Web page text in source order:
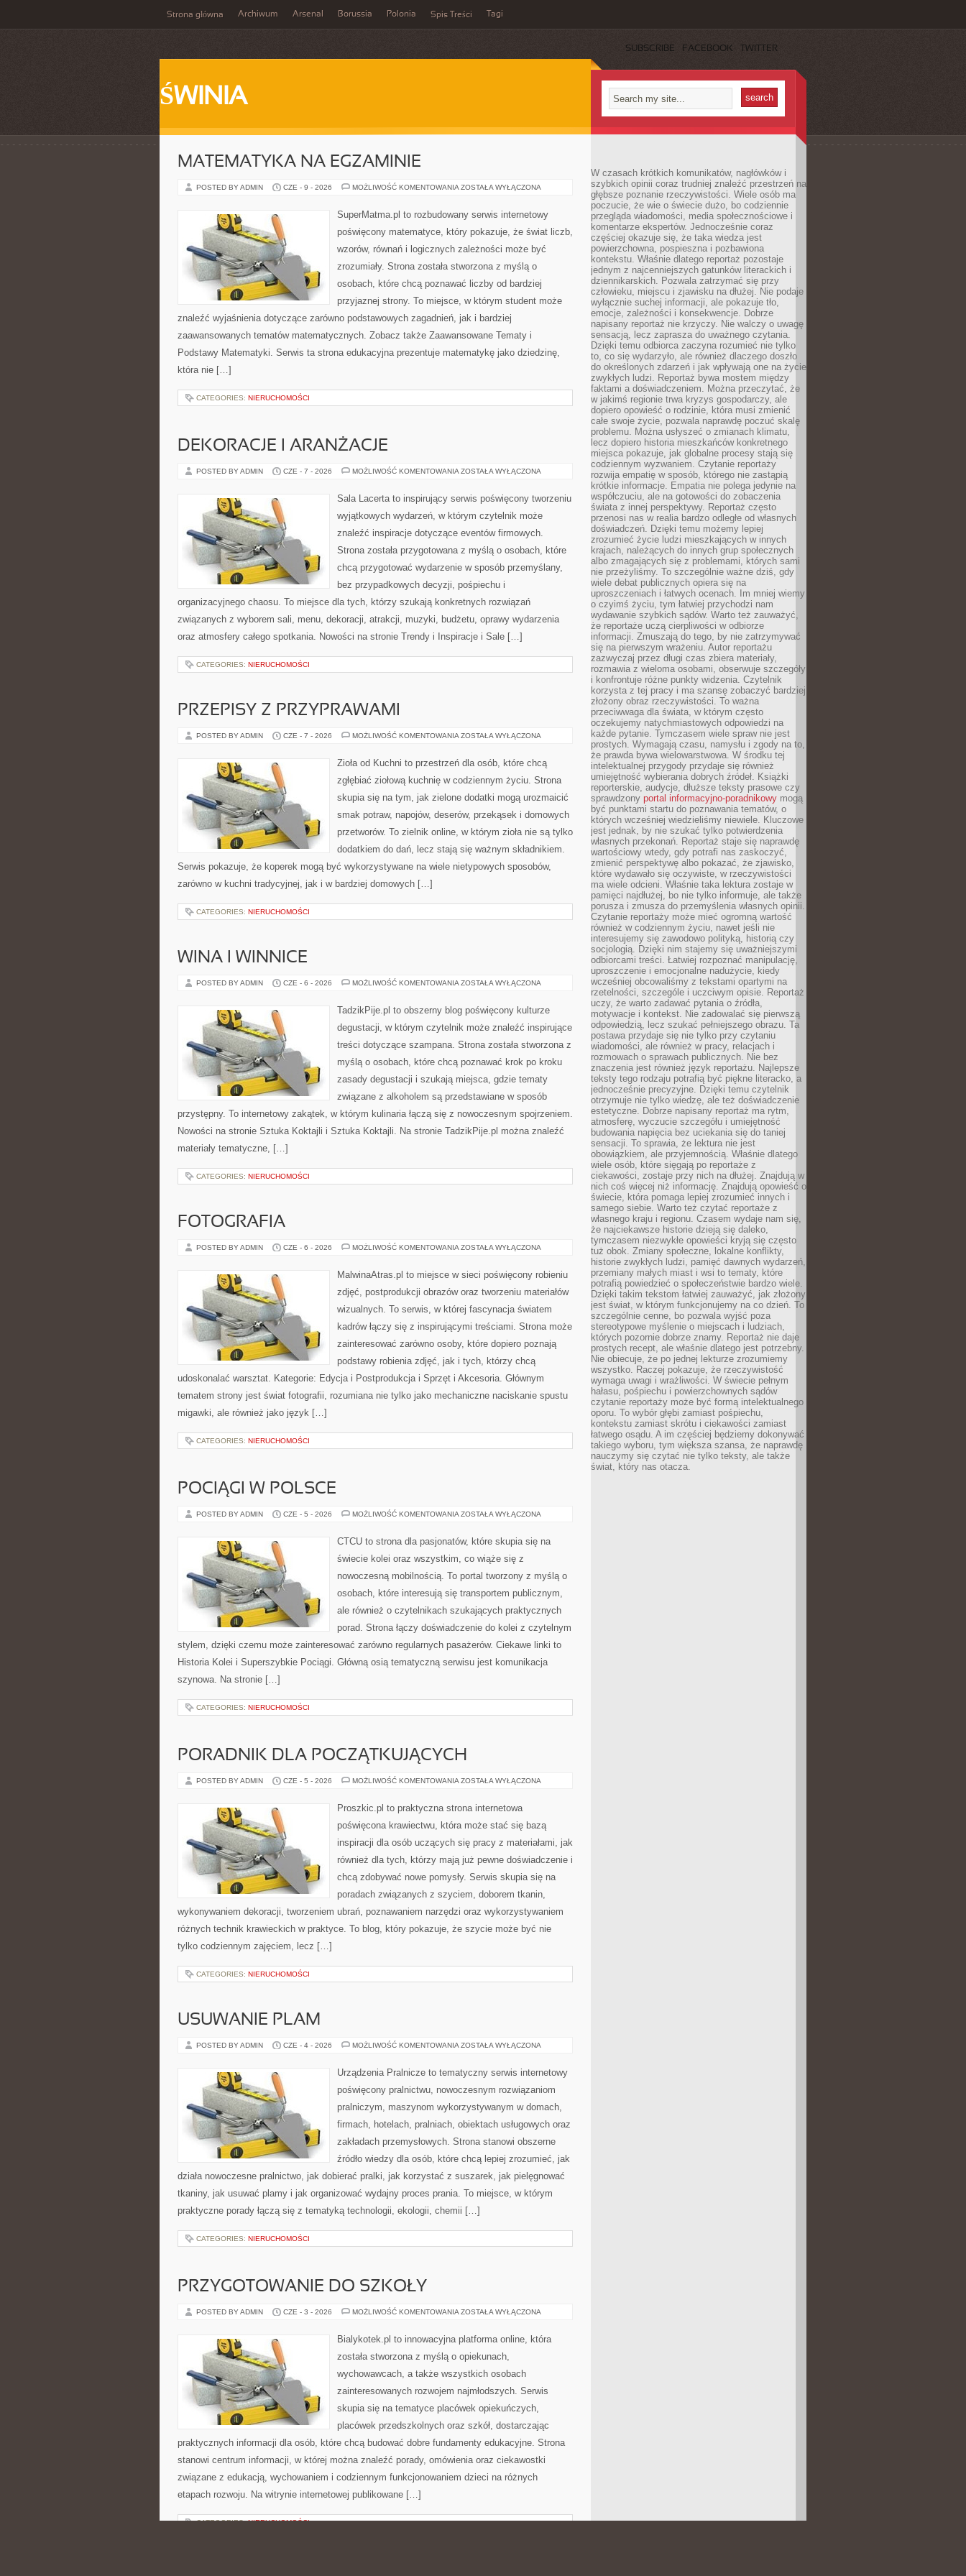
Strona główna Archiwum Arsenal Borussia Polonia Spis Treści Tagi
SUBSCRIBE FACEBOOK TWITTER
ŚWINIA
MATEMATYKA NA EGZAMINIE
POSTED BY ADMIN CZE - 9 - 2026 MOŻLIWOŚĆ KOMENTOWANIA MATEMATYKA
ZOSTAŁA WYŁĄCZONA
SuperMatma.pl to rozbudowany serwis internetowy
poświęcony matematyce, który pokazuje, że świat liczb,
wzorów, równań i logicznych zależności może być
zrozumiały. Strona została stworzona z myślą o
osobach, które chcą poznawać liczby od bardziej
przyjaznej strony. To miejsce, w którym student może
znaleźć wyjaśnienia dotyczące zarówno podstawowych zagadnień, jak i bardziej
zaawansowanych tematów matematycznych. Zobacz także Zaawansowane Tematy i
Podstawy Matematyki. Serwis ta strona edukacyjna prezentuje matematykę jako dziedzinę,
która nie […]
CATEGORIES: NIERUCHOMOŚCI
DEKORACJE I ARANŻACJE
POSTED BY ADMIN CZE - 7 - 2026 MOŻLIWOŚĆ KOMENTOWANIA DEKORACJE
ZOSTAŁA WYŁĄCZONA
Sala Lacerta to inspirujący serwis poświęcony tworzeniu
wyjątkowych wydarzeń, w którym czytelnik może
znaleźć inspiracje dotyczące eventów firmowych.
Strona została przygotowana z myślą o osobach, które
chcą przygotować wydarzenie w sposób przemyślany,
bez przypadkowych decyzji, pośpiechu i
organizacyjnego chaosu. To miejsce dla tych, którzy szukają konkretnych rozwiązań
związanych z wyborem sali, menu, dekoracji, atrakcji, muzyki, budżetu, oprawy wydarzenia
oraz atmosfery całego spotkania. Nowości na stronie Trendy i Inspiracje i Sale […]
CATEGORIES: NIERUCHOMOŚCI
PRZEPISY Z PRZYPRAWAMI
POSTED BY ADMIN CZE - 7 - 2026 MOŻLIWOŚĆ KOMENTOWANIA PRZEPISY
ZOSTAŁA WYŁĄCZONA
Zioła od Kuchni to przestrzeń dla osób, które chcą
zgłębiać ziołową kuchnię w codziennym życiu. Strona
skupia się na tym, jak zielone dodatki mogą urozmaicić
smak potraw, napojów, deserów, przekąsek i domowych
przetworów. To zielnik online, w którym zioła nie są tylko
dodatkiem do dań, lecz stają się ważnym składnikiem.
Serwis pokazuje, że koperek mogą być wykorzystywane na wiele nietypowych sposobów,
zarówno w kuchni tradycyjnej, jak i w bardziej domowych […]
CATEGORIES: NIERUCHOMOŚCI
WINA I WINNICE
POSTED BY ADMIN CZE - 6 - 2026 MOŻLIWOŚĆ KOMENTOWANIA WINA
ZOSTAŁA WYŁĄCZONA
TadzikPije.pl to obszerny blog poświęcony kulturze
degustacji, w którym czytelnik może znaleźć inspirujące
treści dotyczące szampana. Strona została stworzona z
myślą o osobach, które chcą poznawać krok po kroku
zasady degustacji i szukają miejsca, gdzie tematy
związane z alkoholem są przedstawiane w sposób
przystępny. To internetowy zakątek, w którym kulinaria łączą się z nowoczesnym spojrzeniem.
Nowości na stronie Sztuka Koktajli i Sztuka Koktajli. Na stronie TadzikPije.pl można znaleźć
materiały tematyczne, […]
CATEGORIES: NIERUCHOMOŚCI
FOTOGRAFIA
POSTED BY ADMIN CZE - 6 - 2026 MOŻLIWOŚĆ KOMENTOWANIA FOTOGRAFIA
ZOSTAŁA WYŁĄCZONA
MalwinaAtras.pl to miejsce w sieci poświęcony robieniu
zdjęć, postprodukcji obrazów oraz tworzeniu materiałów
wizualnych. To serwis, w której fascynacja światem
kadrów łączy się z inspirującymi treściami. Strona może
zainteresować zarówno osoby, które dopiero poznają
podstawy robienia zdjęć, jak i tych, którzy chcą
udoskonalać warsztat. Kategorie: Edycja i Postprodukcja i Sprzęt i Akcesoria. Głównym
tematem strony jest świat fotografii, rozumiana nie tylko jako mechaniczne naciskanie spustu
migawki, ale również jako język […]
CATEGORIES: NIERUCHOMOŚCI
POCIĄGI W POLSCE
POSTED BY ADMIN CZE - 5 - 2026 MOŻLIWOŚĆ KOMENTOWANIA POCIĄGI
ZOSTAŁA WYŁĄCZONA
CTCU to strona dla pasjonatów, które skupia się na
świecie kolei oraz wszystkim, co wiąże się z
nowoczesną mobilnością. To portal tworzony z myślą o
osobach, które interesują się transportem publicznym,
ale również o czytelnikach szukających praktycznych
porad. Strona łączy doświadczenie do kolei z czytelnym
stylem, dzięki czemu może zainteresować zarówno regularnych pasażerów. Ciekawe linki to
Historia Kolei i Superszybkie Pociągi. Główną osią tematyczną serwisu jest komunikacja
szynowa. Na stronie […]
CATEGORIES: NIERUCHOMOŚCI
PORADNIK DLA POCZĄTKUJĄCYCH
POSTED BY ADMIN CZE - 5 - 2026 MOŻLIWOŚĆ KOMENTOWANIA PORADNIK
ZOSTAŁA WYŁĄCZONA
Proszkic.pl to praktyczna strona internetowa
poświęcona krawiectwu, która może stać się bazą
inspiracji dla osób uczących się pracy z materiałami, jak
również dla tych, którzy mają już pewne doświadczenie i
chcą zdobywać nowe pomysły. Serwis skupia się na
poradach związanych z szyciem, doborem tkanin,
wykonywaniem dekoracji, tworzeniem ubrań, poznawaniem narzędzi oraz wykorzystywaniem
różnych technik krawieckich w praktyce. To blog, który pokazuje, że szycie może być nie
tylko codziennym zajęciem, lecz […]
CATEGORIES: NIERUCHOMOŚCI
USUWANIE PLAM
POSTED BY ADMIN CZE - 4 - 2026 MOŻLIWOŚĆ KOMENTOWANIA USUWANIE
ZOSTAŁA WYŁĄCZONA
Urządzenia Pralnicze to tematyczny serwis internetowy
poświęcony pralnictwu, nowoczesnym rozwiązaniom
pralniczym, maszynom wykorzystywanym w domach,
firmach, hotelach, pralniach, obiektach usługowych oraz
zakładach przemysłowych. Strona stanowi obszerne
źródło wiedzy dla osób, które chcą lepiej zrozumieć, jak
działa nowoczesne pralnictwo, jak dobierać pralki, jak korzystać z suszarek, jak pielęgnować
tkaniny, jak usuwać plamy i jak organizować wydajny proces prania. To miejsce, w którym
praktyczne porady łączą się z tematyką technologii, ekologii, chemii […]
CATEGORIES: NIERUCHOMOŚCI
PRZYGOTOWANIE DO SZKOŁY
POSTED BY ADMIN CZE - 3 - 2026 MOŻLIWOŚĆ KOMENTOWANIA PRZYGOTOWANIE
ZOSTAŁA WYŁĄCZONA
Bialykotek.pl to innowacyjna platforma online, która
została stworzona z myślą o opiekunach,
wychowawcach, a także wszystkich osobach
zainteresowanych rozwojem najmłodszych. Serwis
skupia się na tematyce placówek opiekuńczych,
placówek przedszkolnych oraz szkół, dostarczając
praktycznych informacji dla osób, które chcą budować dobre fundamenty edukacyjne. Strona
stanowi centrum informacji, w której można znaleźć porady, omówienia oraz ciekawostki
związane z edukacją, wychowaniem i codziennym funkcjonowaniem dzieci na różnych
etapach rozwoju. Na witrynie internetowej publikowane […]
CATEGORIES:NIERUCHOMOŚCI
W czasach krótkich komunikatów, nagłówków i
szybkich opinii coraz trudniej znaleźć przestrzeń na
głębsze poznanie rzeczywistości. Wiele osób ma
poczucie, że wie o świecie dużo, bo codziennie
przegląda wiadomości, media społecznościowe i
komentarze ekspertów. Jednocześnie coraz
częściej okazuje się, że taka wiedza jest
powierzchowna, pospieszna i pozbawiona
kontekstu. Właśnie dlatego reportaż pozostaje
jednym z najcenniejszych gatunków literackich i
dziennikarskich. Pozwala zatrzymać się przy
człowieku, miejscu i zjawisku na dłużej. Nie podaje
wyłącznie suchej informacji, ale pokazuje tło,
emocje, zależności i konsekwencje. Dobrze
napisany reportaż nie krzyczy. Nie walczy o uwagę
sensacją, lecz zaprasza do uważnego czytania.
Dzięki temu odbiorca zaczyna rozumieć nie tylko
to, co się wydarzyło, ale również dlaczego doszło
do określonych zdarzeń i jak wpływają one na życie
zwykłych ludzi. Reportaż bywa mostem między
faktami a doświadczeniem. Można przeczytać, że
w jakimś regionie trwa kryzys gospodarczy, ale
dopiero opowieść o rodzinie, która musi zmienić
całe swoje życie, pozwala naprawdę poczuć skalę
problemu. Można usłyszeć o zmianach klimatu,
lecz dopiero historia mieszkańców konkretnego
miejsca pokazuje, jak globalne procesy stają się
codziennym wyzwaniem. Czytanie reportaży
rozwija empatię w sposób, którego nie zastąpią
krótkie informacje. Empatia nie polega jedynie na
współczuciu, ale na gotowości do zobaczenia
świata z innej perspektywy. Reportaż często
przenosi nas w realia bardzo odległe od własnych
doświadczeń. Dzięki temu możemy lepiej
zrozumieć życie ludzi mieszkających w innych
krajach, należących do innych grup społecznych
albo zmagających się z problemami, których sami
nie przeżyliśmy. To szczególnie ważne dziś, gdy
wiele debat publicznych opiera się na
uproszczeniach i łatwych ocenach. Im mniej wiemy
o czyimś życiu, tym łatwiej przychodzi nam
wydawanie szybkich sądów. Warto też zauważyć,
że reportaże uczą cierpliwości w odbiorze
informacji. Zmuszają do tego, by nie zatrzymywać
się na pierwszym wrażeniu. Autor reportażu
zazwyczaj przez długi czas zbiera materiały,
rozmawia z wieloma osobami, obserwuje szczegóły
i konfrontuje różne punkty widzenia. Czytelnik
korzysta z tej pracy i ma szansę zobaczyć bardziej
złożony obraz rzeczywistości. To ważna
przeciwwaga dla świata, w którym często
oczekujemy natychmiastowych odpowiedzi na
każde pytanie. Tymczasem wiele spraw nie jest
prostych. Wymagają czasu, namysłu i zgody na to,
że prawda bywa wielowarstwowa. W środku tej
intelektualnej przygody przydaje się również
umiejętność wybierania dobrych źródeł. Książki
reporterskie, audycje, dłuższe teksty prasowe czy
sprawdzony portal informacyjno-poradnikowy mogą
być punktami startu do poznawania tematów, o
których wcześniej wiedzieliśmy niewiele. Kluczowe
jest jednak, by nie szukać tylko potwierdzenia
własnych przekonań. Reportaż staje się naprawdę
wartościowy wtedy, gdy potrafi nas zaskoczyć,
zmienić perspektywę albo pokazać, że zjawisko,
które wydawało się oczywiste, w rzeczywistości
ma wiele odcieni. Właśnie taka lektura zostaje w
pamięci najdłużej, bo nie tylko informuje, ale także
porusza i zmusza do przemyślenia własnych opinii.
Czytanie reportaży może mieć ogromną wartość
również w codziennym życiu, nawet jeśli nie
interesujemy się zawodowo polityką, historią czy
socjologią. Dzięki nim stajemy się uważniejszymi
odbiorcami treści. Łatwiej rozpoznać manipulację,
uproszczenie i emocjonalne nadużycie, kiedy
wcześniej obcowaliśmy z tekstami opartymi na
rzetelności, szczególe i uczciwym opisie. Reportaż
uczy, że warto zadawać pytania o źródła,
motywacje i kontekst. Nie zadowalać się pierwszą
odpowiedzią, lecz szukać pełniejszego obrazu. Ta
postawa przydaje się nie tylko przy czytaniu
wiadomości, ale również w pracy, relacjach i
rozmowach o sprawach publicznych. Nie bez
znaczenia jest również język reportażu. Najlepsze
teksty tego rodzaju potrafią być piękne literacko, a
jednocześnie precyzyjne. Dzięki temu czytelnik
otrzymuje nie tylko wiedzę, ale też doświadczenie
estetyczne. Dobrze napisany reportaż ma rytm,
atmosferę, wyczucie szczegółu i umiejętność
budowania napięcia bez uciekania się do taniej
sensacji. To sprawia, że lektura nie jest
obowiązkiem, ale przyjemnością. Właśnie dlatego
wiele osób, które sięgają po reportaże z
ciekawości, zostaje przy nich na dłużej. Znajdują w
nich coś więcej niż informację. Znajdują opowieść o
świecie, która pomaga lepiej zrozumieć innych i
samego siebie. Warto też czytać reportaże z
własnego kraju i regionu. Czasem wydaje nam się,
że najciekawsze historie dzieją się daleko,
tymczasem niezwykłe opowieści kryją się często
tuż obok. Zmiany społeczne, lokalne konflikty,
historie zwykłych ludzi, pamięć dawnych wydarzeń,
przemiany małych miast i wsi to tematy, które
potrafią powiedzieć o społeczeństwie bardzo wiele.
Dzięki takim tekstom łatwiej zauważyć, jak złożony
jest świat, w którym funkcjonujemy na co dzień. To
szczególnie cenne, bo pozwala wyjść poza
stereotypowe myślenie o miejscach i ludziach,
których pozornie dobrze znamy. Reportaż nie daje
prostych recept, ale właśnie dlatego jest potrzebny.
Nie obiecuje, że po jednej lekturze zrozumiemy
wszystko. Raczej pokazuje, że rzeczywistość
wymaga uwagi i wrażliwości. W świecie pełnym
hałasu, pośpiechu i powierzchownych sądów
czytanie reportaży może być formą intelektualnego
oporu. To wybór głębi zamiast pośpiechu,
kontekstu zamiast skrótu i ciekawości zamiast
łatwego osądu. A im częściej będziemy dokonywać
takiego wyboru, tym większa szansa, że naprawdę
nauczymy się czytać nie tylko teksty, ale także
świat, który nas otacza.